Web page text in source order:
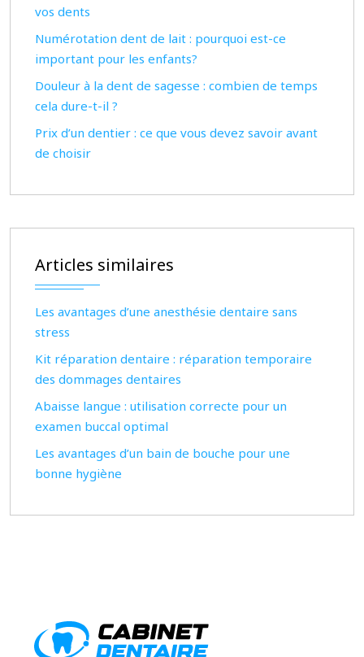
vos dents
Numérotation dent de lait : pourquoi est-ce
important pour les enfants?
Douleur à la dent de sagesse : combien de temps
cela dure-t-il ?
Prix d’un dentier : ce que vous devez savoir avant
de choisir
Articles similaires
Les avantages d’une anesthésie dentaire sans
stress
Kit réparation dentaire : réparation temporaire
des dommages dentaires
Abaisse langue : utilisation correcte pour un
examen buccal optimal
Les avantages d’un bain de bouche pour une
bonne hygiène